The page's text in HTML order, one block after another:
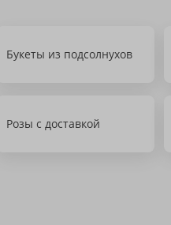
Букеты из подсолнухов
Розы с доставкой